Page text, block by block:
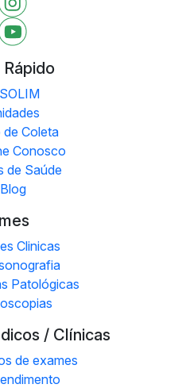
de Coleta
Conosco
de Saúde
Blog
Clinicas
Patológicas
/ Clínicas
de exames